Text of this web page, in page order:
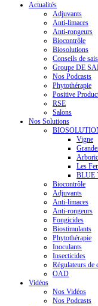
Actualités
Adjuvants
Anti-limaces
Anti-rongeurs
Biocontrôle
Biosolutions
Conseils de
Groupe DE
Nos Podcasts
Phytothérapie
Positive
RSE
Salons
Nos Solutions
Vigne
Les
BLUE
Biocontrôle
Adjuvants
Anti-limaces
Anti-rongeurs
Fongicides
Biostimulants
Phytothérapie
Inoculants
Insecticides
Régulateurs de
OAD
Vidéos
Nos Vidéos
Nos Podcasts